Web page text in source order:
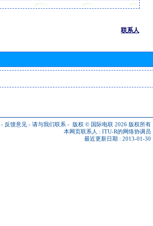
联系人
- 反馈意见 - 请与我们联系 - 版权 © 国际电联 2026 版权所有
本网页联系人 : ITU-R的网络协调员
最近更新日期 : 2013-01-30